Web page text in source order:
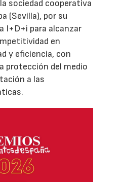
sociedad cooperativa
(Sevilla), por su
I+D+i para alcanzar
en
y eficiencia, con
protección del medio
a las